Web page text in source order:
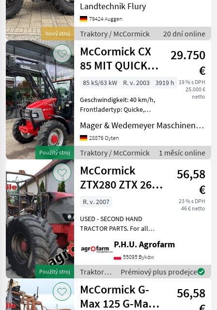
Nový stroj
Gang-Getriebe 40 km/h
Elektrohydraulische
Wendeschaltung (RPS)
Allradvorderachse
Landtechnik Flury
79424 Auggen
Traktory / McCormick 20 dní online
Použitý stroj
McCormick CX
85 MIT QUICKE
FRONTLADER
29.750
€
19 % s DPH
25.000 €
netto
85 kS/63 kW R. v. 2003
3919 h
Geschwindigkeit: 40 km/h,
Frontladertyp: Quicke,
rückwärts: 24,
Motorhersteller: Perkins,
Motor-Zylinderanzahl: 4,
Arbeitsscheinwerfe
Mager & Wedemeyer Maschinenvertrieb GmbH & Co. KG
28876 Oyten
Traktory / McCormick 1 měsíc online
Použitý stroj
McCormick
ZTX280 ZTX 260
230 parts,
pieces
56,58
€
23 % s DPH
46 € netto
R. v. 2007
USED - SECOND HAND
TRACTOR PARTS. For all
message by e-mail either
whatsapp. TRAKTOR -
SCHLEPPER ERSATZTEILE.
Bei weiteren fragen
kontaktieren
P.H.U. Agrofarm
55095 Byków
Traktory /
McCormick
Prémiový plus prodejce
McCormick G-
Max 125 G-Max
56,58